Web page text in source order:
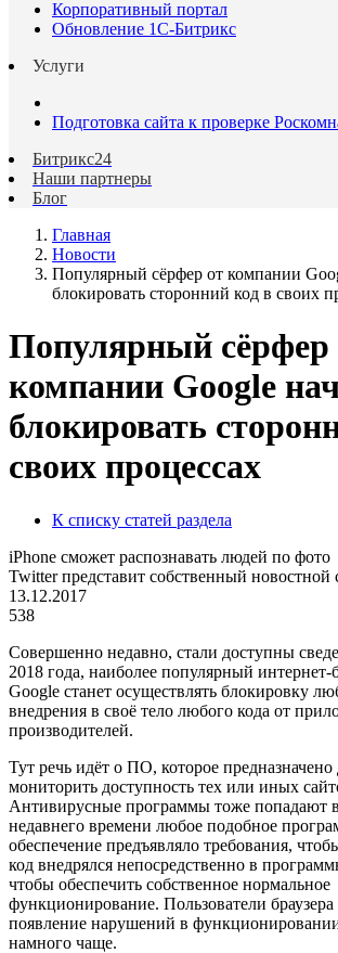
Корпоративный портал
Обновление 1С-Битрикс
Услуги
Подготовка сайта к проверке
Битрикс24
Наши партнеры
Блог
Главная
Новости
Популярный сёрфер от компании
блокировать сторонний код в своих
Популярный сёрфер
компании Google
блокировать
своих процессах
К списку статей раздела
iPhone сможет распознавать людей по фото
Twitter представит собственный новостной
13.12.2017
538
Совершенно недавно, стали доступны
2018 года, наиболее популярный интернет-
Google станет осуществлять блокировку
внедрения в своё тело любого кода от
производителей.
Тут речь идёт о ПО, которое предназначено
мониторить доступность тех или иных
Антивирусные программы тоже попадают
недавнего времени любое подобное
обеспечение предъявляло требования,
код внедрялся непосредственно в
чтобы обеспечить собственное нормальное
функционирование. Пользователи браузера
появление нарушений в функционировании
намного чаще.